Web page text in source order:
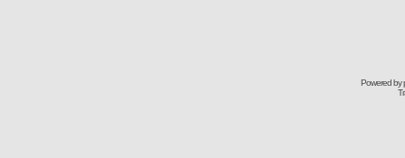
Powered by